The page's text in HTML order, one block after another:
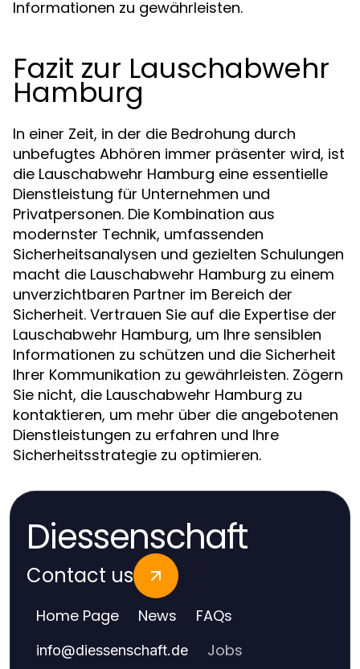
Informationen zu gewährleisten.
Fazit zur Lauschabwehr
Hamburg
In einer Zeit, in der die Bedrohung durch
unbefugtes Abhören immer präsenter wird, ist
die Lauschabwehr Hamburg eine essentielle
Dienstleistung für Unternehmen und
Privatpersonen. Die Kombination aus
modernster Technik, umfassenden
Sicherheitsanalysen und gezielten Schulungen
macht die Lauschabwehr Hamburg zu einem
unverzichtbaren Partner im Bereich der
Sicherheit. Vertrauen Sie auf die Expertise der
Lauschabwehr Hamburg, um Ihre sensiblen
Informationen zu schützen und die Sicherheit
Ihrer Kommunikation zu gewährleisten. Zögern
Sie nicht, die Lauschabwehr Hamburg zu
kontaktieren, um mehr über die angebotenen
Dienstleistungen zu erfahren und Ihre
Sicherheitsstrategie zu optimieren.
Diessenschaft
Contact us
Home Page News FAQs
info@diessenschaft.de Jobs